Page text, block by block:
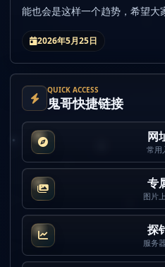
能也会是这样一个趋势，希望大
2026年5月25日
QUICK ACCESS
鬼哥快捷链接
网
常用
专
图片
探
服务